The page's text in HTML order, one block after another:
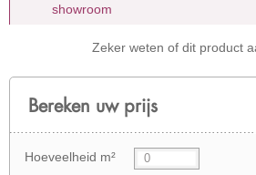
showroom
Zeker weten of dit product
Bereken uw prijs
Hoeveelheid m²